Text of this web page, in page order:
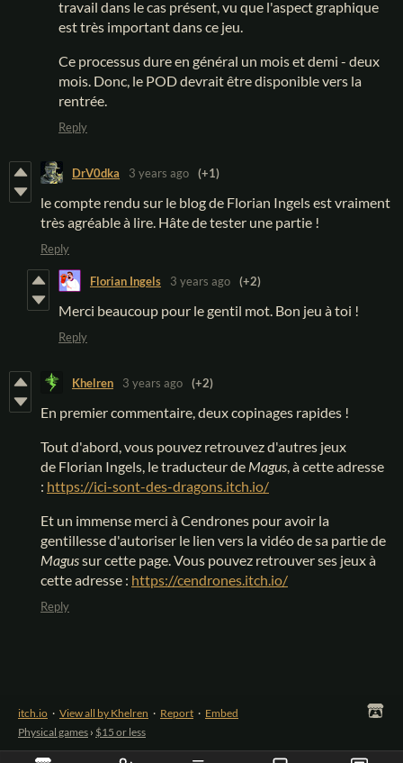
travail dans le cas présent, vu que l'aspect graphique
est très important dans ce jeu.
Ce processus dure en général un mois et demi - deux
mois. Donc, le POD devrait être disponible vers la
rentrée.
Reply
DrV0dka 3 years ago (+1)
le compte rendu sur le blog de Florian Ingels est vraiment
très agréable à lire. Hâte de tester une partie !
Reply
Florian Ingels 3 years ago (+2)
Merci beaucoup pour le gentil mot. Bon jeu à toi !
Reply
Khelren 3 years ago (+2)
En premier commentaire, deux copinages rapides !
Tout d'abord, vous pouvez retrouvez d'autres jeux
de Florian Ingels, le traducteur de Magus, à cette adresse
: https://ici-sont-des-dragons.itch.io/
Et un immense merci à Cendrones pour avoir la
gentillesse d'autoriser le lien vers la vidéo de sa partie de
Magussur cette page. Vous pouvez retrouver ses jeux à
cette adresse : https://cendrones.itch.io/
Reply
itch.io · View all by Khelren · Report · Embed
Physical games › $15 or less